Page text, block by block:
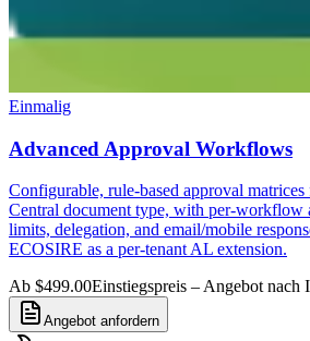
Einmalig
Advanced Approval Workflows
Configurable, rule-based approval
Central document type, with per-workflow
limits, delegation, and email/mobile
ECOSIRE as a per-tenant AL extension.
Ab $499.00Einstiegspreis – Angebot nach
Angebot anfordern